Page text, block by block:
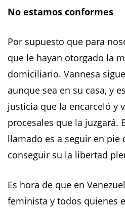
No estamos conformes
Por supuesto que para
que le hayan otorgado la
domiciliario. Vannesa
aunque sea en su casa, y
justicia que la encarceló y
procesales que la juzgará.
llamado es a seguir en pie
conseguir su la libertad
Es hora de que en
feminista y todos quienes